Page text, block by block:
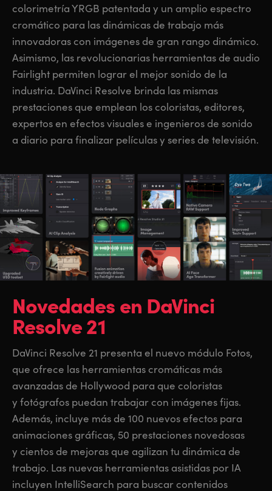
colorimetría YRGB patentada y un amplio espectro
cromático para las dinámicas de trabajo más
innovadoras con imágenes de gran rango dinámico.
Asimismo, las revolucionarias herramientas de audio
Fairlight permiten lograr el mejor sonido de la
industria. DaVinci Resolve brinda las mismas
prestaciones que emplean los coloristas, editores,
expertos en efectos visuales e ingenieros de sonido
a diario para finalizar películas y series de televisión.
Novedades en DaVinci
Resolve 21
DaVinci Resolve 21 presenta el nuevo módulo Fotos,
que ofrece las herramientas cromáticas más
avanzadas de Hollywood para que coloristas
y fotógrafos puedan trabajar con imágenes fijas.
Además, incluye más de 100 nuevos efectos para
animaciones gráficas, 50 prestaciones novedosas
y cientos de mejoras que agilizan tu dinámica de
trabajo. Las nuevas herramientas asistidas por IA
incluyen IntelliSearch para buscar contenidos